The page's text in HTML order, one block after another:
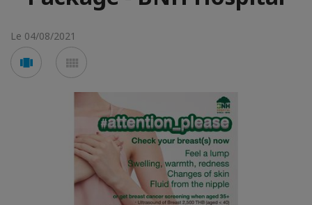
Le 04/08/2021
Voir
en
en
mosaïque